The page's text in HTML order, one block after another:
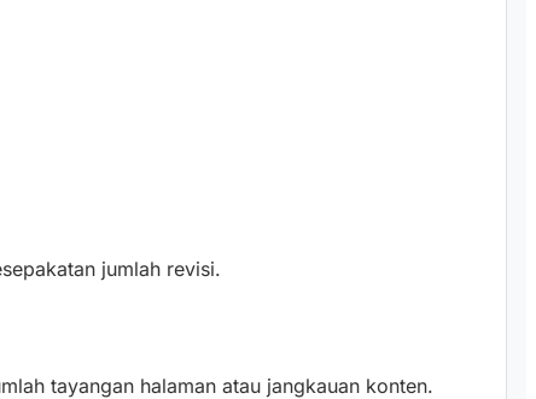
jumlah revisi.
tayangan halaman atau jangkauan konten.